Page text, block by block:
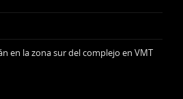
en la zona sur del complejo en VMT